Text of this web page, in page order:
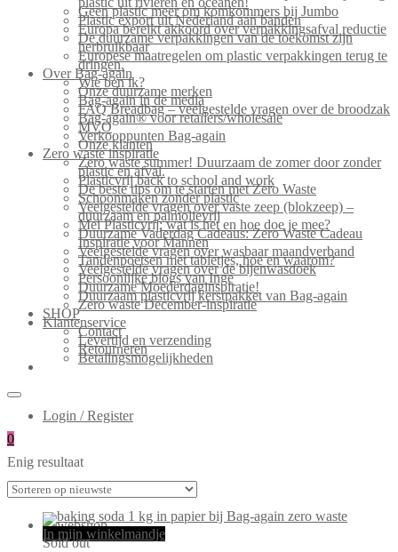
Geen plastic meer om komkommers bij Jumbo
Plastic export uit Nederland aan banden
Europa bereikt akkoord over verpakkingsafval reductie
De duurzame verpakkingen van de toekomst zijn
herbruikbaar
Europese maatregelen om plastic verpakkingen terug te
dringen.
Over Bag-again
Wie ben ik?
Onze duurzame merken
Bag-again in de media
FAQ Breadbag – veelgestelde vragen over de broodzak
Bag-again® voor retailers/wholesale
MVO
Verkooppunten Bag-again
Onze klanten
Zero waste inspiratie
Zero waste summer! Duurzaam de zomer door zonder
plastic en afval.
Plasticvrij back to school and work
De beste tips om te starten met Zero Waste
Schoonmaken zonder plastic
Veelgestelde vragen over vaste zeep (blokzeep) –
duurzaam en palmolievrij
Mei Plasticvrij: wat is het en hoe doe je mee?
Duurzame Vaderdag Cadeaus: Zero Waste Cadeau
Inspiratie voor Mannen
Veelgestelde vragen over wasbaar maandverband
Tandenpoetsen met tabletjes, hoe en waarom?
Veelgestelde vragen over de bijenwasdoek
Persoonlijke blogs van Inge
Duurzame Moederdaginspiratie!
Duurzaam plasticvrij kerstpakket van Bag-again
Zero waste December-inspiratie
SHOP
Klantenservice
Contact
Levertijd en verzending
Retourneren
Betalingsmogelijkheden
Login / Register
0
Enig resultaat
In mijn winkelmandje
Sold out